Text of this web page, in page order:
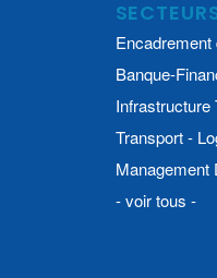
Banque-
Infrastructure
Transport -
Management
- voir tous -